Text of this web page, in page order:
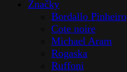
Značky
Bordallo Pinheiro
Cote noire
Michael Aram
Rogaska
Ruffoni